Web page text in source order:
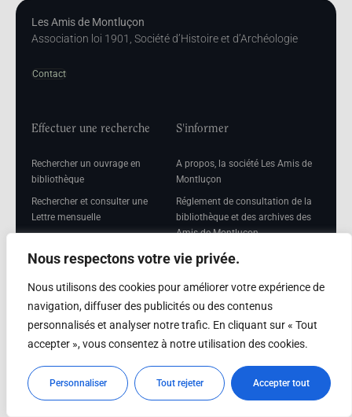
Nous respectons votre vie privée.
Nous utilisons des cookies pour améliorer votre expérience de
navigation, diffuser des publicités ou des contenus
personnalisés et analyser notre trafic. En cliquant sur « Tout
accepter », vous consentez à notre utilisation des cookies.
Personnaliser Tout rejeter Accepter tout
Les Amis de Montluçon
Association loi 1901, Société d’Histoire et d’Archéologie
Contact
Effectuer une recherche
Rechercher un ouvrage en
bibliothèque
Rechercher et consulter une
Lettre mensuelle
mensuelle
S'informer
A propos, la société Les Amis de
Montluçon
Réglement de consultation de la
bibliothèque et des archives des
Amis de Montluçon
Mentions légales
Adhérer